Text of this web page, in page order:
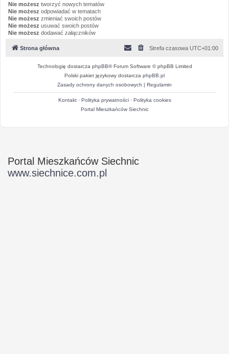
Nie możesz tworzyć nowych tematów
Nie możesz odpowiadać w tematach
Nie możesz zmieniać swoich postów
Nie możesz usuwać swoich postów
Nie możesz dodawać załączników
Strona główna Strefa czasowa UTC+01:00
Technologię dostarcza phpBB® Forum Software © phpBB Limited
Polski pakiet językowy dostarcza phpBB.pl
Zasady ochrony danych osobowych | Regulamin
Kontakt· Polityka prywatności· Polityka cookies
Portal Mieszkańców Siechnic
Portal Mieszkańców Siechnic
www.siechnice.com.pl